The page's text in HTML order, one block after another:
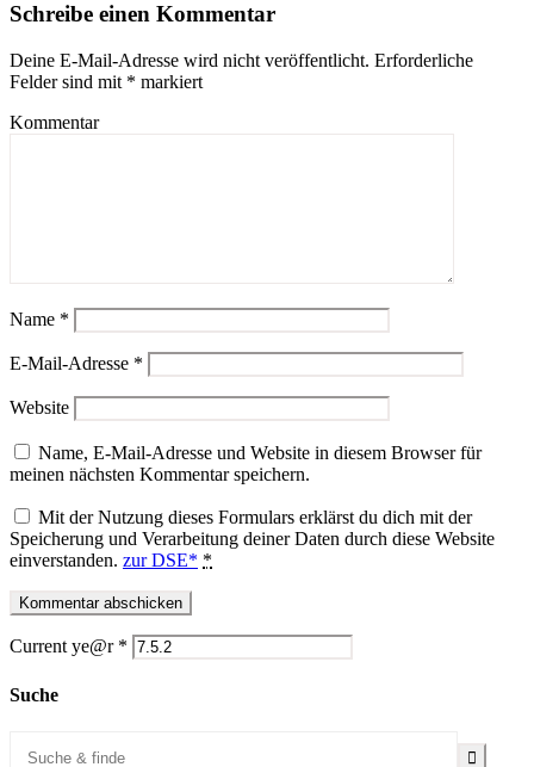
Schreibe einen Kommentar
Deine E-Mail-Adresse wird nicht veröffentlicht. Erforderliche
Felder sind mit * markiert
Kommentar
Name *
E-Mail-Adresse *
Website
Name, E-Mail-Adresse und Website in diesem Browser für
meinen nächsten Kommentar speichern.
Mit der Nutzung dieses Formulars erklärst du dich mit der
Speicherung und Verarbeitung deiner Daten durch diese Website
einverstanden. zur DSE* *
Current ye@r *
Suche